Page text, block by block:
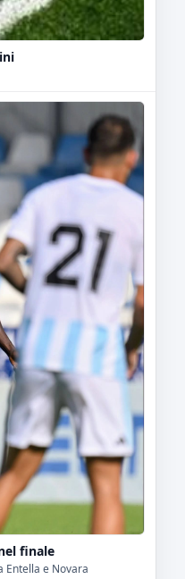
finale
Entella e Novara